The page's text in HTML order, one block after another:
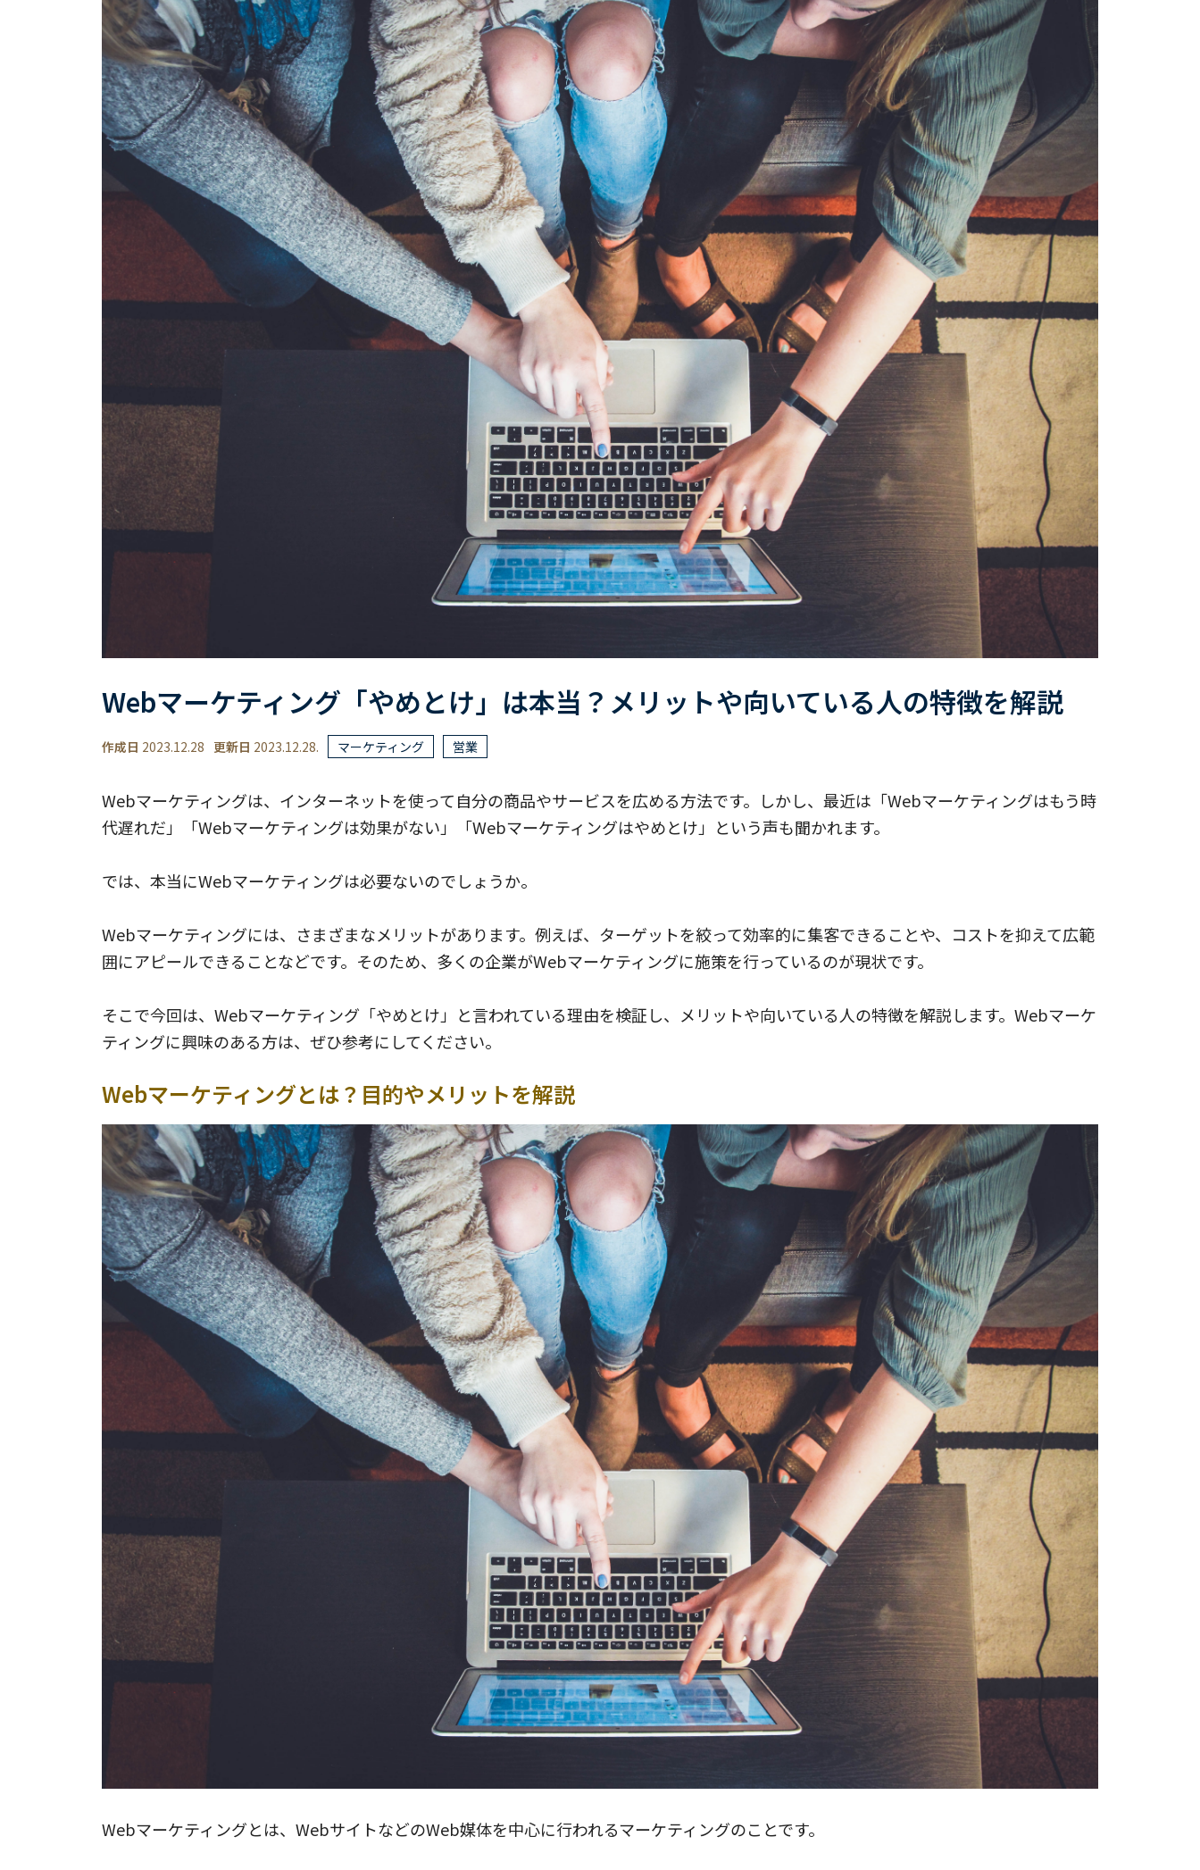
Webマーケティング「やめとけ」は本当？メリットや向いている人の特徴を解説
作成日 2023.12.28 更新日 2023.12.28. マーケティング 営業
Webマーケティングは、インターネットを使って自分の商品やサービスを広める方法です。しかし、最近は「Webマーケティングはもう時
代遅れだ」「Webマーケティングは効果がない」「Webマーケティングはやめとけ」という声も聞かれます。
では、本当にWebマーケティングは必要ないのでしょうか。
Webマーケティングには、さまざまなメリットがあります。例えば、ターゲットを絞って効率的に集客できることや、コストを抑えて広範
囲にアピールできることなどです。そのため、多くの企業がWebマーケティングに施策を行っているのが現状です。
そこで今回は、Webマーケティング「やめとけ」と言われている理由を検証し、メリットや向いている人の特徴を解説します。Webマーケ
ティングに興味のある方は、ぜひ参考にしてください。
Webマーケティングとは？目的やメリットを解説
Webマーケティングとは、WebサイトなどのWeb媒体を中心に行われるマーケティングのことです。